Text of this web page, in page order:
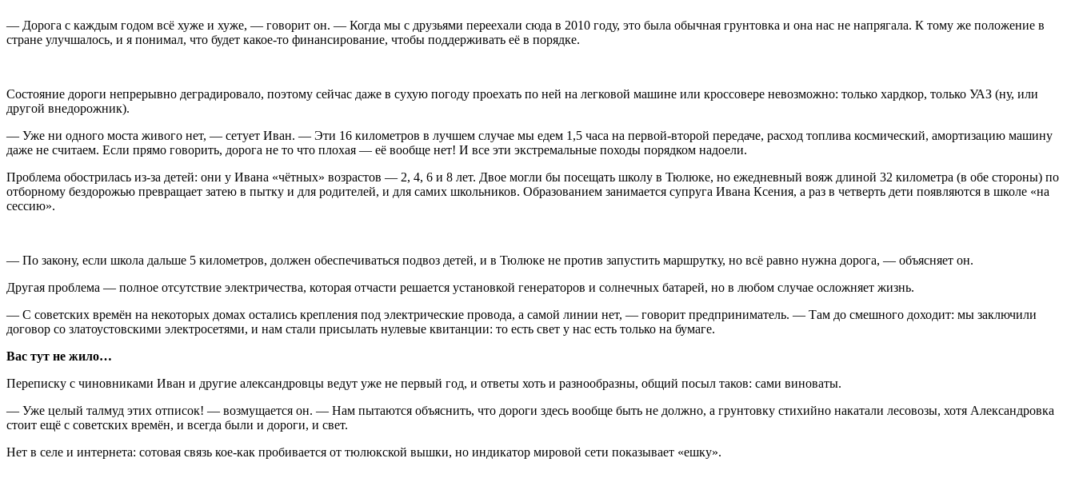
— Дорога с каждым годом всё хуже и хуже, — говорит он. — Когда мы с друзьями переехали сюда в 2010 году, это была обычная грунтовка и она нас не напрягала. К тому же положение в
стране улучшалось, и я понимал, что будет какое-то финансирование, чтобы поддерживать её в порядке.
Состояние дороги непрерывно деградировало, поэтому сейчас даже в сухую погоду проехать по ней на легковой машине или кроссовере невозможно: только хардкор, только УАЗ (ну, или
другой внедорожник).
— Уже ни одного моста живого нет, — сетует Иван. — Эти 16 километров в лучшем случае мы едем 1,5 часа на первой-второй передаче, расход топлива космический, амортизацию машину
даже не считаем. Если прямо говорить, дорога не то что плохая — её вообще нет! И все эти экстремальные походы порядком надоели.
Проблема обострилась из-за детей: они у Ивана «чётных» возрастов — 2, 4, 6 и 8 лет. Двое могли бы посещать школу в Тюлюке, но ежедневный вояж длиной 32 километра (в обе стороны) по
отборному бездорожью превращает затею в пытку и для родителей, и для самих школьников. Образованием занимается супруга Ивана Ксения, а раз в четверть дети появляются в школе «на
сессию».
— По закону, если школа дальше 5 километров, должен обеспечиваться подвоз детей, и в Тюлюке не против запустить маршрутку, но всё равно нужна дорога, — объясняет он.
Другая проблема — полное отсутствие электричества, которая отчасти решается установкой генераторов и солнечных батарей, но в любом случае осложняет жизнь.
— С советских времён на некоторых домах остались крепления под электрические провода, а самой линии нет, — говорит предприниматель. — Там до смешного доходит: мы заключили
договор со златоустовскими электросетями, и нам стали присылать нулевые квитанции: то есть свет у нас есть только на бумаге.
Вас тут не жило…
Переписку с чиновниками Иван и другие александровцы ведут уже не первый год, и ответы хоть и разнообразны, общий посыл таков: сами виноваты.
— Уже целый талмуд этих отписок! — возмущается он. — Нам пытаются объяснить, что дороги здесь вообще быть не должно, а грунтовку стихийно накатали лесовозы, хотя Александровка
стоит ещё с советских времён, и всегда были и дороги, и свет.
Нет в селе и интернета: сотовая связь кое-как пробивается от тюлюкской вышки, но индикатор мировой сети показывает «ешку».